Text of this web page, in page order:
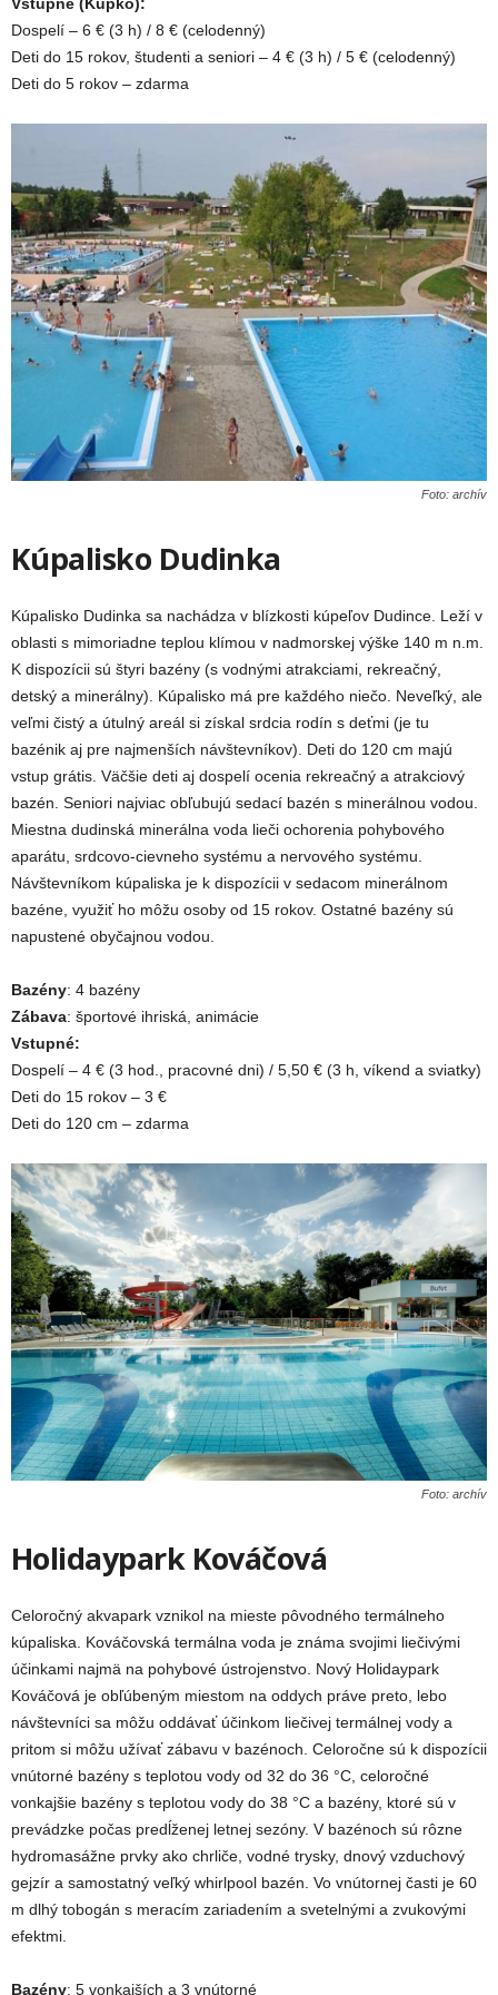
Dospelí – 6 € (3 h) / 8 € (celodenný)
Deti do 15 rokov, študenti a seniori – 4 € (3 h) / 5 € (celodenný)
Deti do 5 rokov – zdarma
Foto: archív
Kúpalisko Dudinka
Kúpalisko Dudinka sa nachádza v blízkosti kúpeľov Dudince. Leží v
oblasti s mimoriadne teplou klímou v nadmorskej výške 140 m n.m.
K dispozícii sú štyri bazény (s vodnými atrakciami, rekreačný,
detský a minerálny). Kúpalisko má pre každého niečo. Neveľký, ale
veľmi čistý a útulný areál si získal srdcia rodín s deťmi (je tu
bazénik aj pre najmenších návštevníkov). Deti do 120 cm majú
vstup grátis. Väčšie deti aj dospelí ocenia rekreačný a atrakciový
bazén. Seniori najviac obľubujú sedací bazén s minerálnou vodou.
Miestna dudinská minerálna voda lieči ochorenia pohybového
aparátu, srdcovo-cievneho systému a nervového systému.
Návštevníkom kúpaliska je k dispozícii v sedacom minerálnom
bazéne, využiť ho môžu osoby od 15 rokov. Ostatné bazény sú
napustené obyčajnou vodou.
Bazény: 4 bazény
Zábava: športové ihriská, animácie
Vstupné:
Dospelí – 4 € (3 hod., pracovné dni) / 5,50 € (3 h, víkend a sviatky)
Deti do 15 rokov – 3 €
Deti do 120 cm – zdarma
Foto: archív
Holidaypark Kováčová
Celoročný akvapark vznikol na mieste pôvodného termálneho
kúpaliska. Kováčovská termálna voda je známa svojimi liečivými
účinkami najmä na pohybové ústrojenstvo. Nový Holidaypark
Kováčová je obľúbeným miestom na oddych práve preto, lebo
návštevníci sa môžu oddávať účinkom liečivej termálnej vody a
pritom si môžu užívať zábavu v bazénoch. Celoročne sú k dispozícii
vnútorné bazény s teplotou vody od 32 do 36 °C, celoročné
vonkajšie bazény s teplotou vody do 38 °C a bazény, ktoré sú v
prevádzke počas predĺženej letnej sezóny. V bazénoch sú rôzne
hydromasážne prvky ako chrliče, vodné trysky, dnový vzduchový
gejzír a samostatný veľký whirlpool bazén. Vo vnútornej časti je 60
m dlhý tobogán s meracím zariadením a svetelnými a zvukovými
efektmi.
Bazény: 5 vonkajších a 3 vnútorné